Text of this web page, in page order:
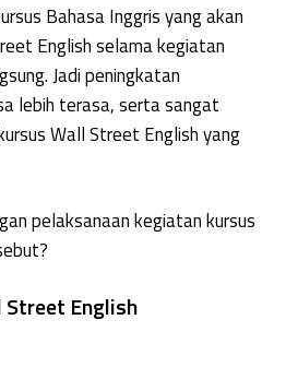
Bahasa Inggris yang akan
English selama kegiatan
Jadi peningkatan
lebih terasa, serta sangat
Wall Street English yang
pelaksanaan kegiatan kursus
English